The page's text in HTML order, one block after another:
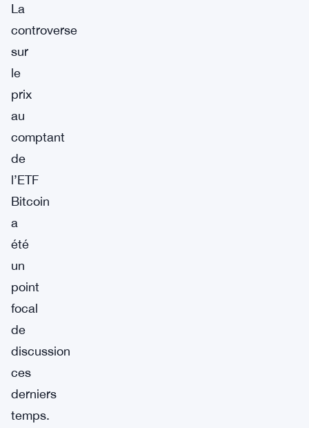
La
controverse
sur
le
prix
au
comptant
de
l’ETF
Bitcoin
a
été
un
point
focal
de
discussion
ces
derniers
temps.